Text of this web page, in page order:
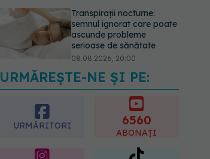
Transpirații nocturne:
semnul ignorat care poate
ascunde probleme
serioase de sănătate
08.08.2026, 20:00
Cum folosești uleiul
esențial de rozmarin
pentru a opri căderea
09.08.2026, 11:00
URMĂREȘTE-NE ȘI PE:
URMĂRITORI 6560
ABONAȚI